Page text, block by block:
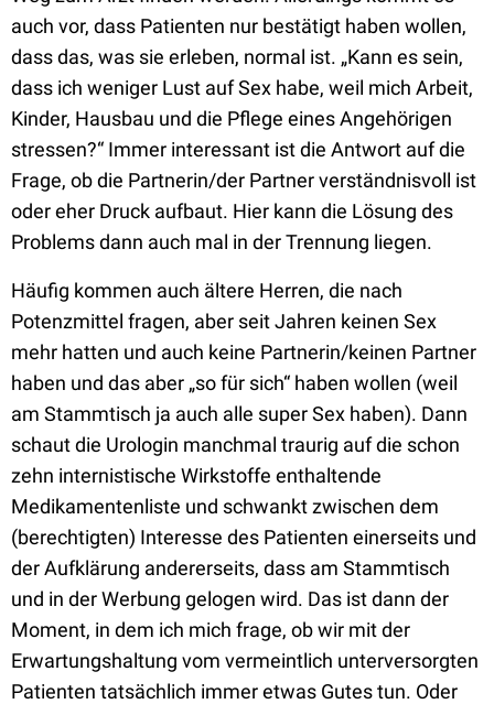
auch vor, dass Patienten nur bestätigt haben wollen,
dass das, was sie erleben, normal ist. „Kann es sein,
dass ich weniger Lust auf Sex habe, weil mich Arbeit,
Kinder, Hausbau und die Pflege eines Angehörigen
stressen?“ Immer interessant ist die Antwort auf die
Frage, ob die Partnerin/der Partner verständnisvoll ist
oder eher Druck aufbaut. Hier kann die Lösung des
Problems dann auch mal in der Trennung liegen.
Häufig kommen auch ältere Herren, die nach
Potenzmittel fragen, aber seit Jahren keinen Sex
mehr hatten und auch keine Partnerin/keinen Partner
haben und das aber „so für sich“ haben wollen (weil
am Stammtisch ja auch alle super Sex haben). Dann
schaut die Urologin manchmal traurig auf die schon
zehn internistische Wirkstoffe enthaltende
Medikamentenliste und schwankt zwischen dem
(berechtigten) Interesse des Patienten einerseits und
der Aufklärung andererseits, dass am Stammtisch
und in der Werbung gelogen wird. Das ist dann der
Moment, in dem ich mich frage, ob wir mit der
Erwartungshaltung vom vermeintlich unterversorgten
Patienten tatsächlich immer etwas Gutes tun. Oder